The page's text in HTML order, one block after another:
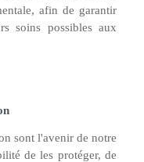
afin de garantir
soins possibles aux
sont l'avenir de notre
de les protéger, de